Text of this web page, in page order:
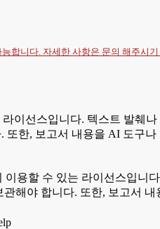
합니다. 자세한 사항은 문의 해주시
이선스입니다. 텍스트 발췌
또한, 보고서 내용을 AI 도구
용할 수 있는 라이선스입니
해야 합니다. 또한, 보고서